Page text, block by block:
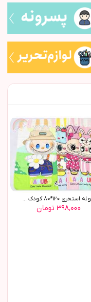
استخری ١٢٠*٨٠ کودک ...
۳۹۸,۰۰۰ تومان